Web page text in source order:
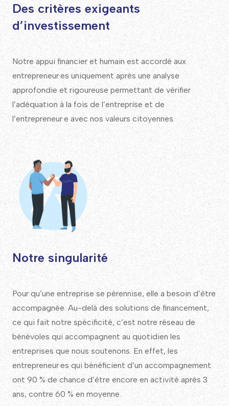
Des critères exigeants
d’investissement
Notre appui financier et humain est accordé aux
entrepreneur·es uniquement après une analyse
approfondie et rigoureuse permettant de vérifier
l’adéquation à la fois de l’entreprise et de
l’entrepreneur·e avec nos valeurs citoyennes.
Notre singularité
Pour qu’une entreprise se pérennise, elle a besoin d’être
accompagnée. Au-delà des solutions de financement,
ce qui fait notre spécificité, c’est notre réseau de
bénévoles qui accompagnent au quotidien les
entreprises que nous soutenons. En effet, les
entrepreneur·es qui bénéficient d’un accompagnement
ont 90 % de chance d’être encore en activité après 3
ans, contre 60 % en moyenne.